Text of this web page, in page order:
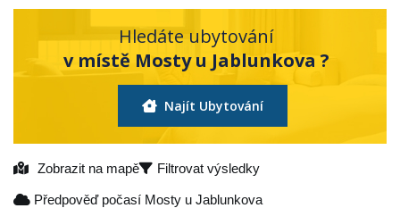
Hledáte ubytování
v místě Mosty u Jablunkova ?
Najít Ubytování
Zobrazit na mapě Filtrovat výsledky
Předpověď počasí Mosty u Jablunkova